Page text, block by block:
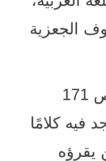
الجعزية
قال السيوطي في كتابه “الإتقان في علوم القرآن” ج 2 ص 171
فيه كلامًا
يقرؤه